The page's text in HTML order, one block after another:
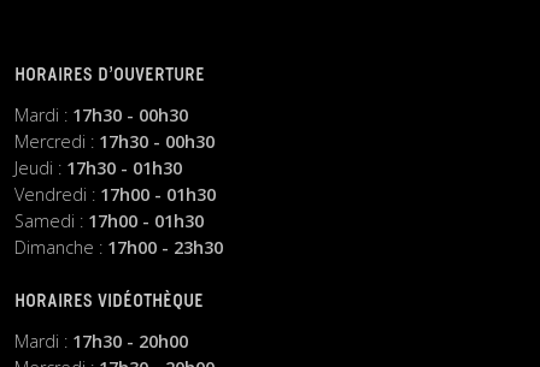
HORAIRES D’OUVERTURE
Mardi : 17h30 - 00h30
Mercredi : 17h30 - 00h30
Jeudi : 17h30 - 01h30
Vendredi : 17h00 - 01h30
Samedi : 17h00 - 01h30
Dimanche : 17h00 - 23h30
HORAIRES VIDÉOTHÈQUE
Mardi : 17h30 - 20h00